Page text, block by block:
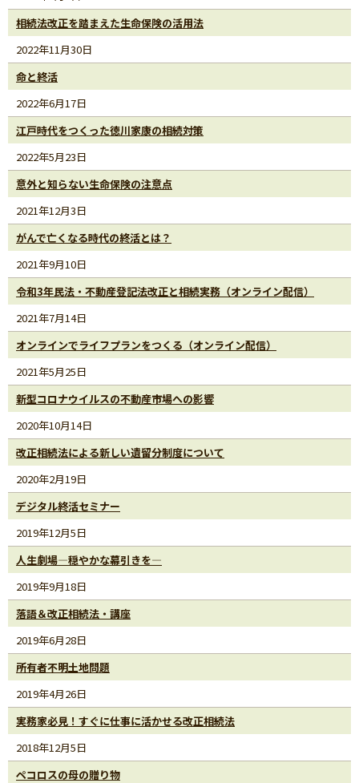
相続法改正を踏まえた生命保険の活用法
2022年11月30日
命と終活
2022年6月17日
江戸時代をつくった徳川家康の相続対策
2022年5月23日
意外と知らない生命保険の注意点
2021年12月3日
がんで亡くなる時代の終活とは？
2021年9月10日
令和3年民法・不動産登記法改正と相続実務（オンライン配信）
2021年7月14日
オンラインでライフプランをつくる（オンライン配信）
2021年5月25日
新型コロナウイルスの不動産市場への影響
2020年10月14日
改正相続法による新しい遺留分制度について
2020年2月19日
デジタル終活セミナー
2019年12月5日
人生劇場―穏やかな幕引きを―
2019年9月18日
落語＆改正相続法・講座
2019年6月28日
所有者不明土地問題
2019年4月26日
実務家必見！すぐに仕事に活かせる改正相続法
2018年12月5日
ペコロスの母の贈り物